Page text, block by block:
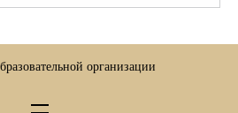
организации